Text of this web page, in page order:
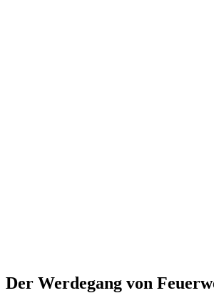
Der Werdegang von